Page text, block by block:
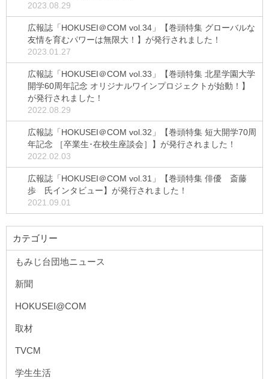
2023.08.29
広報誌「HOKUSEI＠COM vol.34」【巻頭特集 グローバルな
友情を育むパワーは無限大！】が発行されました！
2023.01.27
広報誌「HOKUSEI＠COM vol.33」【巻頭特集 北星学園大学
開学60周年記念 オリジナルワインプロジェクトが始動！】
が発行されました！
2022.08.29
広報誌「HOKUSEI＠COM vol.32」【巻頭特集 短大開学70周
年記念 ［卒業生･在校生座談会］】が発行されました！
2022.02.03
広報誌「HOKUSEI＠COM vol.31」【巻頭特集 俳優 斎藤
歩 氏インタビュー】が発行されました！
2021.09.01
カテゴリー
もみじ台団地ニュース
新聞
HOKUSEI@COM
取材
TVCM
学生生活